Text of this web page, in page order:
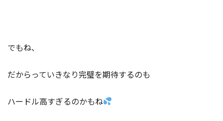
でもね、
だからっていきなり完璧を期待するのも
ハードル高すぎるのかもね